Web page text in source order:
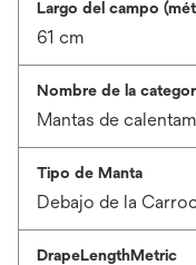
Largo del campo
61 cm
Nombre de la
Mantas de
Tipo de Manta
Debajo de la
DrapeLengthMetric